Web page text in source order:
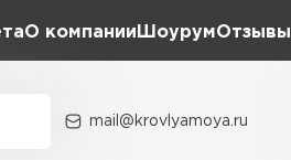
для кровли
О компании ШоурумОтзывы
mail@krovlyamoya.ru